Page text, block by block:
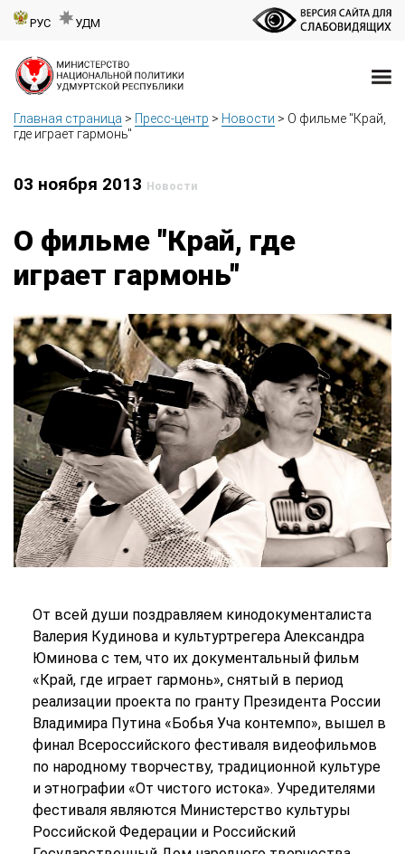
РУС УДМ
Главная страница > Пресс-центр > Новости > О фильме "Край,
где играет гармонь"
03 ноября 2013 Новости
О фильме "Край, где
играет гармонь"
От всей души поздравляем кинодокументалиста
Валерия Кудинова и культуртрегера Александра
Юминова с тем, что их документальный фильм
«Край, где играет гармонь», снятый в период
реализации проекта по гранту Президента России
Владимира Путина «Бобья Уча контемпо», вышел в
финал Всероссийского фестиваля видеофильмов
по народному творчеству, традиционной культуре
и этнографии «От чистого истока». Учредителями
фестиваля являются Министерство культуры
Российской Федерации и Российский